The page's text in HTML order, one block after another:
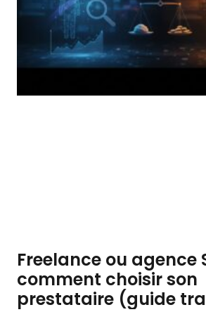
Freelance ou agence
comment choisir son
prestataire (guide